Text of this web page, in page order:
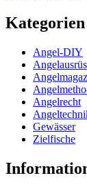
Kategorien
Angel-DIY
Angelrecht
Gewässer
Zielfische